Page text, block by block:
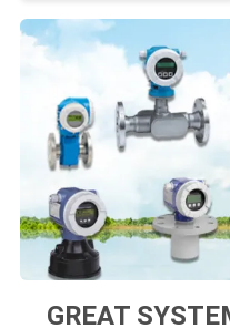
GREAT